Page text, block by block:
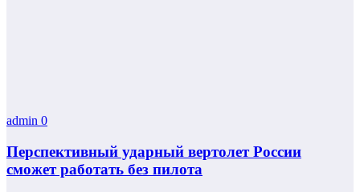
admin 0
Перспективный ударный вертолет России
сможет работать без пилота